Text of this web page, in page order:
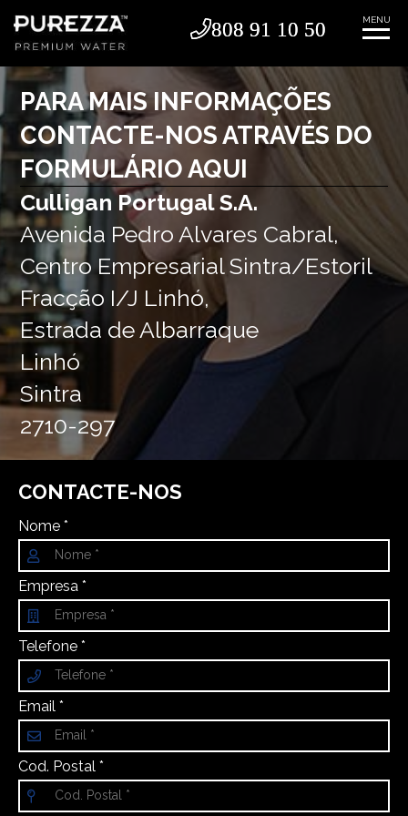
808 91 10 50
808 91 10 50 MENU
PARA MAIS INFORMAÇÕES
CONTACTE-NOS ATRAVÉS DO
FORMULÁRIO AQUI
Culligan Portugal S.A.
Avenida Pedro Alvares Cabral,
Centro Empresarial Sintra/Estoril
Fracção I/J Linhó,
Estrada de Albarraque
Linhó
Sintra
2710-297
CONTACTE-NOS
Nome *
Empresa *
Telefone *
Email *
Cod. Postal *